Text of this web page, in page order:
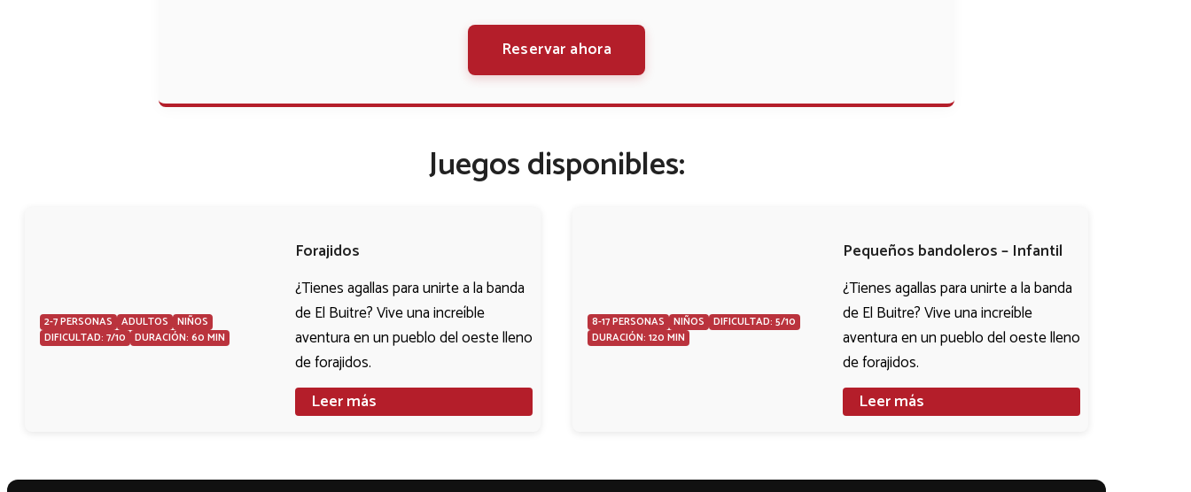
Reservar ahora
Juegos disponibles:
2-7 PERSONAS ADULTOS NIÑOS
DIFICULTAD: 7/10 DURACIÓN: 60 MIN
Forajidos
¿Tienes agallas para unirte a la banda
de El Buitre? Vive una increíble
aventura en un pueblo del oeste lleno
de forajidos.
Leer más
8-17 PERSONAS NIÑOS DIFICULTAD: 5/10
DURACIÓN: 120 MIN
Pequeños bandoleros – Infantil
¿Tienes agallas para unirte a la banda
de El Buitre? Vive una increíble
aventura en un pueblo del oeste lleno
de forajidos.
Leer más